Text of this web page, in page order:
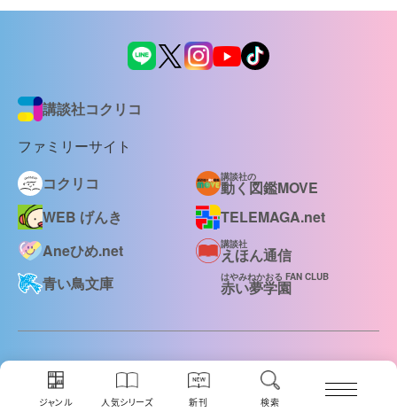
ジャンル 人気シリーズ 新刊 検索
講談社コクリコ
ファミリーサイト
コクリコ
講談社の
動く図鑑MOVE
WEB げんき
TELEMAGA.net
Aneひめ.net
講談社
えほん通信
青い鳥文庫
はやみねかおる FAN CLUB
赤い夢学園
ディズニーファン